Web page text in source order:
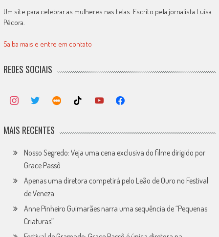
Um site para celebrar as mulheres nas telas. Escrito pela jornalista Luísa
Pécora.
Saiba mais e entre em contato
REDES SOCIAIS
MAIS RECENTES
Nosso Segredo: Veja uma cena exclusiva do filme dirigido por
Grace Passô
Apenas uma diretora competirá pelo Leão de Ouro no Festival
de Veneza
Anne Pinheiro Guimarães narra uma sequência de “Pequenas
Criaturas”